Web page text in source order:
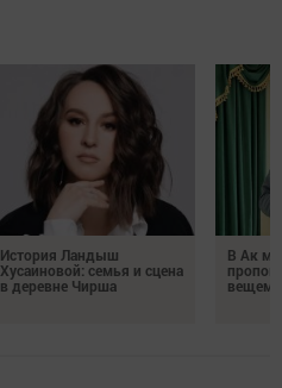
История Ландыш
Хусаиновой: семья и сцена
в деревне Чирша
В Ак
вещем